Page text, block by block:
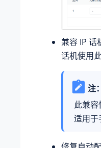
兼容 IP 话
话机使用
注：
此兼
适用于